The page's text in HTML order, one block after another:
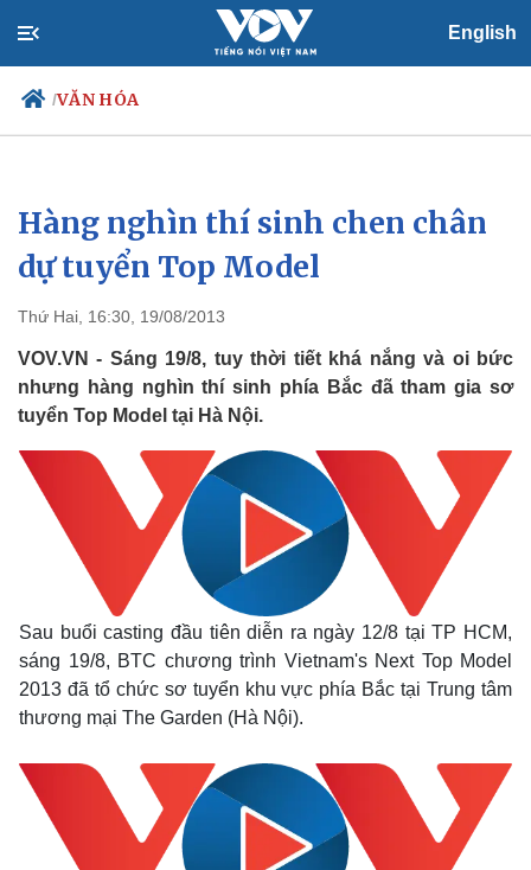
English
/VĂN HÓA
Chính trị
Đảng
Tổ chức nhân sự
Nhận diện sự thật
Xã hội
Tin 24h
Dự báo thời tiết
Việc làm
Biển đảo
Hàng nghìn thí sinh chen chân
dự tuyển Top Model
Thứ Hai, 16:30, 19/08/2013
VOV.VN - Sáng 19/8, tuy thời tiết khá nắng và oi bức
nhưng hàng nghìn thí sinh phía Bắc đã tham gia sơ
tuyển Top Model tại Hà Nội.
Sau buổi casting đầu tiên diễn ra ngày 12/8 tại TP HCM,
sáng 19/8, BTC chương trình Vietnam's Next Top Model
2013 đã tổ chức sơ tuyển khu vực phía Bắc tại Trung tâm
thương mại The Garden (Hà Nội).